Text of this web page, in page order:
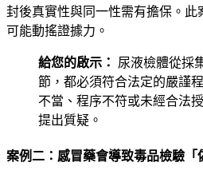
封後真實性與同一性需有擔保。
可能動搖證據力。
給您的啟示：
尿液檢體從採
節，都必須符合法定的嚴謹
不當、程序不符或未經合法
提出質疑。
案例二：感冒藥會導致毒品檢驗「